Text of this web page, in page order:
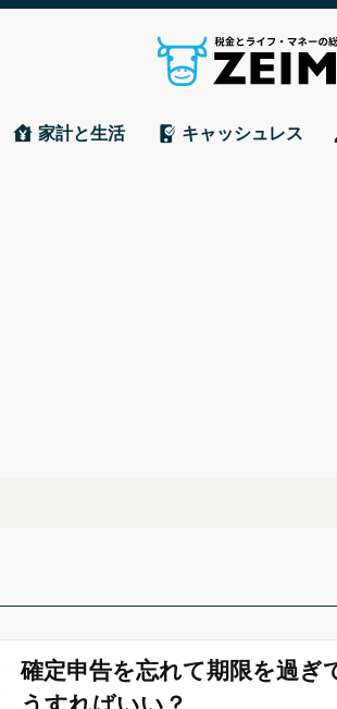
家計と生活 キャッシュレス
確定申告を忘れて期限を過ぎ